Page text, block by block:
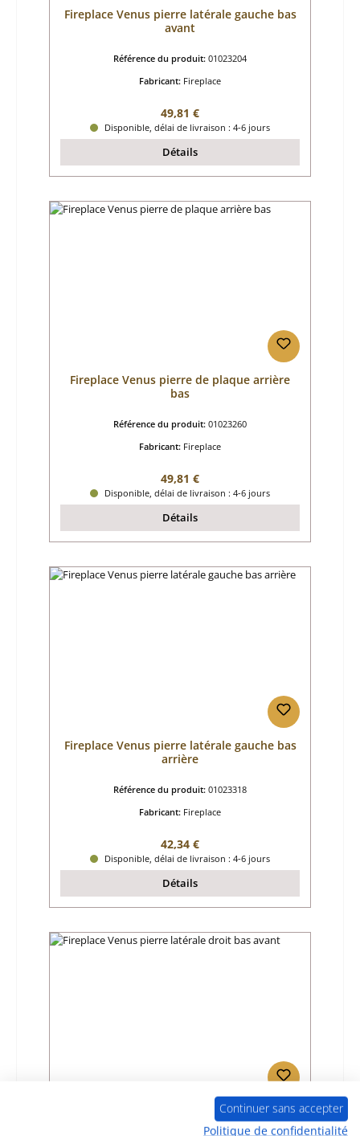
Fireplace Venus pierre latérale gauche bas
avant
Référence du produit: 01023204
Fabricant: Fireplace
Prix régulier :
49,81 €
Disponible, délai de livraison : 4-6 jours
Détails
Fireplace Venus pierre de plaque arrière
bas
Référence du produit: 01023260
Fabricant: Fireplace
Prix régulier :
49,81 €
Disponible, délai de livraison : 4-6 jours
Détails
Fireplace Venus pierre latérale gauche bas
arrière
Référence du produit: 01023318
Fabricant: Fireplace
Prix régulier :
42,34 €
Disponible, délai de livraison : 4-6 jours
Détails
Fireplace Venus pierre latérale droit bas
Continuer sans accepter
Politique de confidentialité